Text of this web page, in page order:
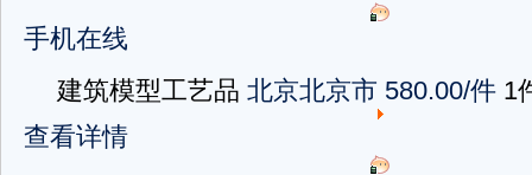
手机在线
建筑模型工艺品 北京北京市 580.00/件 1
查看详情